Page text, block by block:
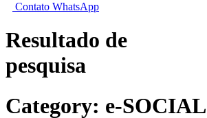
Contato WhatsApp
Resultado de
pesquisa
Category: e-SOCIAL